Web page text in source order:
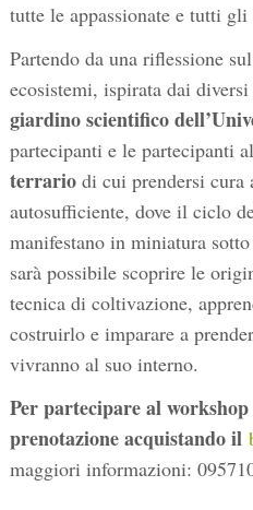
tutte le appassionate e tutti gli
Partendo da una riflessione
ecosistemi, ispirata dai
giardino scientifico dell’
partecipanti e le partecipanti
terrario di cui prendersi cura
autosufficiente, dove il ciclo
manifestano in miniatura
sarà possibile scoprire le
tecnica di coltivazione,
costruirlo e imparare a
vivranno al suo interno.
Per partecipare al workshop
prenotazione acquistando il
maggiori informazioni: